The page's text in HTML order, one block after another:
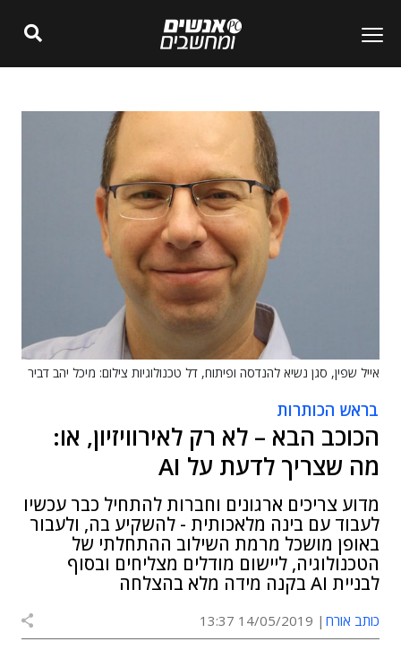
אייל שפין, סגן נשיא להנדסה ופיתוח, דל טכנולוגיות צילום: מיכל יהב דביר
בראש הכותרות
הכוכב הבא – לא רק לאירוויזיון, או:
מה שצריך לדעת על AI
מדוע צריכים ארגונים וחברות להתחיל כבר עכשיו
לעבוד עם בינה מלאכותית - להשקיע בה, ולעבור
באופן מושכל מרמת השילוב ההתחלתי של
הטכנולוגיה, ליישום מודלים מצליחים ובסוף
לבניית AI בקנה מידה מלא בהצלחה
כותב אורח 14/05/2019 13:37